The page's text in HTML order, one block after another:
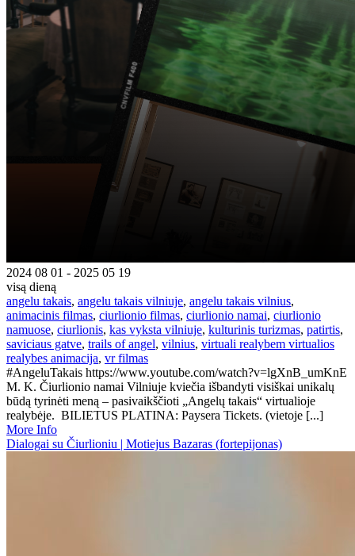
2024 08 01 - 2025 05 19
visą dieną
angelu takais, angelu takais vilniuje, angelu takais vilnius,
animacinis filmas, ciurlionio filmas, ciurlionio namai, ciurlionio
namuose, ciurlionis, kas vyksta vilniuje, kulturinis turizmas, patirtis,
saviciaus gatve, trails of angel, vilnius, virtuali realybem virtualios
realybes animacija, vr filmas
#AngeluTakais https://www.youtube.com/watch?v=lgXnB_umKnE
M. K. Čiurlionio namai Vilniuje kviečia išbandyti visiškai unikalų
būdą tyrinėti meną – pasivaikščioti „Angelų takais“ virtualioje
realybėje. BILIETUS PLATINA: Paysera Tickets. (vietoje [...]
More Info
Dialogai su Čiurlioniu | Motiejus Bazaras (fortepijonas)